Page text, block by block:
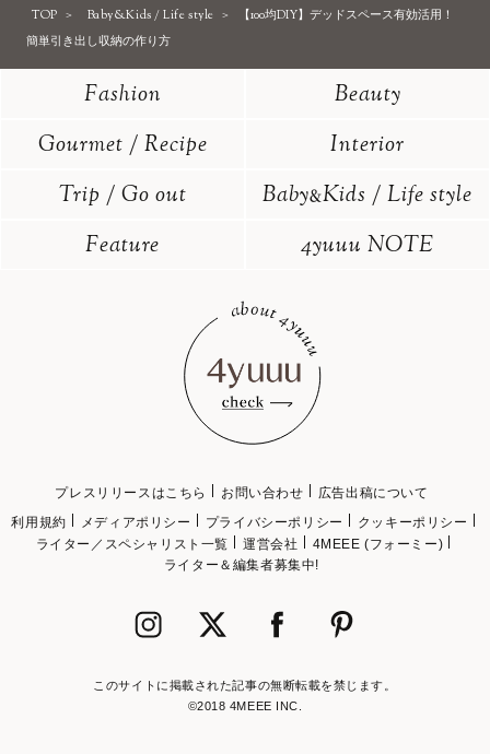
TOP Baby&Kids / Life style
【100均DIY】デッドスペース有効活用！
簡単引き出し収納の作り方
Fashion
Beauty
Gourmet / Recipe
Interior
Trip / Go out
Baby&Kids / Life style
Feature
4yuuu NOTE
プレスリリースはこちら お問い合わせ
広告出稿について
利用規約
メディアポリシー プライバシーポリシー
クッキーポリシー
ライター／スペシャリスト一覧
運営会社
4MEEE (フォーミー)
ライター＆編集者募集中!
このサイトに掲載された記事の無断転載を禁じます。
©2018 4MEEE INC.